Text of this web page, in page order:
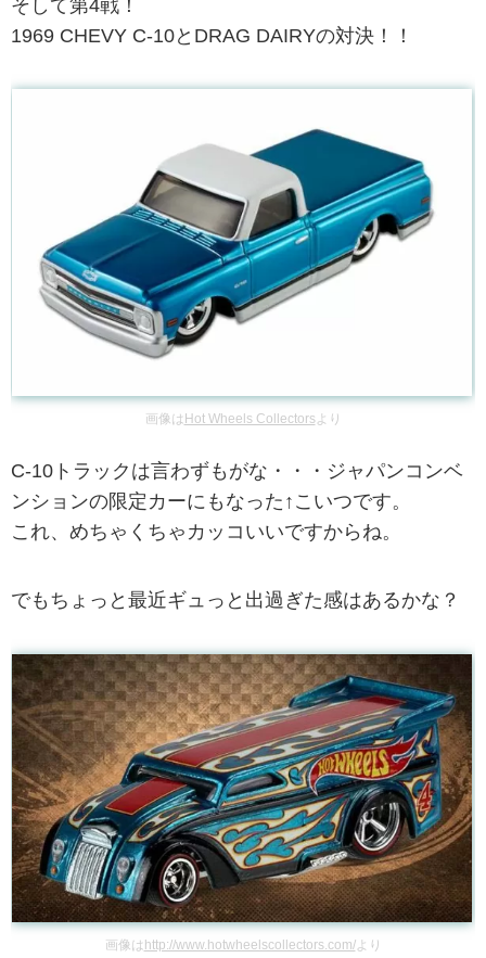
そして第4戦！
1969 CHEVY C-10とDRAG DAIRYの対決！！
画像は Hot Wheels Collectors より
C-10トラックは言わずもがな・・・ジャパンコンベ
ンションの限定カーにもなった↑こいつです。
これ、めちゃくちゃカッコいいですからね。
でもちょっと最近ギュっと出過ぎた感はあるかな？
画像は http://www.hotwheelscollectors.com/より